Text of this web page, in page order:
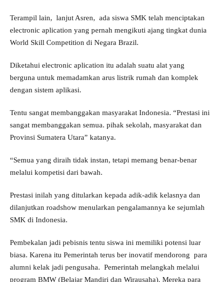
Terampil lain, lanjut Asren, ada siswa SMK telah menciptakan
electronic aplication yang pernah mengikuti ajang tingkat dunia
World Skill Competition di Negara Brazil.
Diketahui electronic aplication itu adalah suatu alat yang
berguna untuk memadamkan arus listrik rumah dan komplek
dengan sistem aplikasi.
Tentu sangat membanggakan masyarakat Indonesia. “Prestasi ini
sangat membanggakan semua. pihak sekolah, masyarakat dan
Provinsi Sumatera Utara” katanya.
“Semua yang diraih tidak instan, tetapi memang benar-benar
melalui kompetisi dari bawah.
Prestasi inilah yang ditularkan kepada adik-adik kelasnya dan
dilanjutkan roadshow menularkan pengalamannya ke sejumlah
SMK di Indonesia.
Pembekalan jadi pebisnis tentu siswa ini memiliki potensi luar
biasa. Karena itu Pemerintah terus ber inovatif mendorong para
alumni kelak jadi pengusaha. Pemerintah melangkah melalui
program BMW (Belajar Mandiri dan Wirausaha). Mereka para